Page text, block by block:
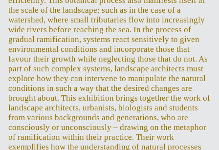
the scale of the landscape; such as in the case of a
watershed, where small tributaries flow into increasingly
wide rivers before reaching the sea. In the process of
gradual ramification, systems react sensitively to given
environmental conditions and incorporate those that
favour their growth while neglecting those that do not. As
part of such complex systems, landscape architects must
explore how they can intervene to manipulate the natural
conditions in such a way that the desired changes are
brought about. This exhibition brings together the work of
landscape architects, urbanists, biologists and students
from various backgrounds and generations, who are –
consciously or unconsciously – drawing on the metaphor
of ramification within their practice. Their work
exemplifies how the understanding of natural processes